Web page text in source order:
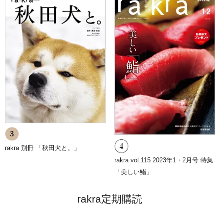
rakra 別冊 「秋田犬と。」
rakra vol.115 2023年1・2月号 特集
「美しい鮨」
rakra定期購読